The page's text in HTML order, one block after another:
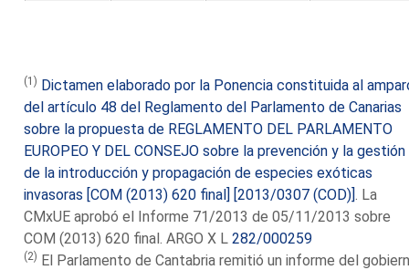
(1) Dictamen elaborado por la Ponencia constituida al
del artículo 48 del Reglamento del Parlamento de Canarias
sobre la propuesta de REGLAMENTO DEL PARLAMENTO
EUROPEO Y DEL CONSEJO sobre la prevención y la gestión
de la introducción y propagación de especies exóticas
invasoras [COM (2013) 620 final] [2013/0307 (COD)] . La
CMxUE aprobó el Informe 71/2013 de 05/11/2013 sobre
COM (2013) 620 final. ARGO X L282/000259
(2) El Parlamento de Cantabria remitió un informe del